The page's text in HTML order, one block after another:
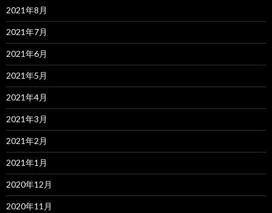
2021年8月
2021年7月
2021年6月
2021年5月
2021年4月
2021年3月
2021年2月
2021年1月
2020年12月
2020年11月